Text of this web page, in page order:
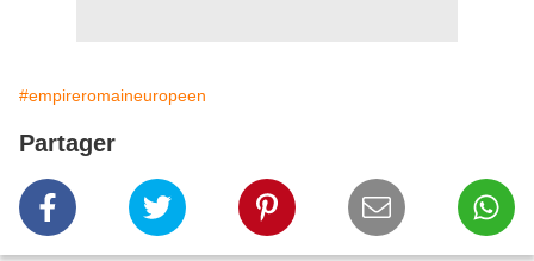
#empireromaineuropeen
Partager